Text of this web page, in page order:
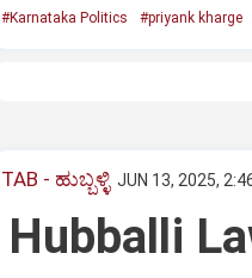
#Karnataka Politics #priyank kharge
TAB - ಹುಬ್ಬಳ್ಳಿ JUN 13, 2025,
Hubballi